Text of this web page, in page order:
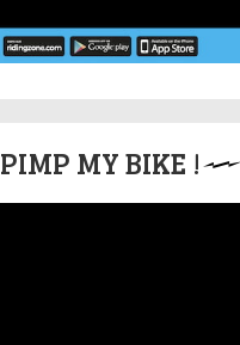
PIMP MY BIKE !